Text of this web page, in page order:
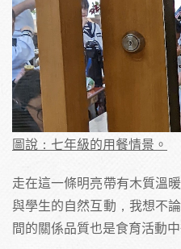
圖說：七年級的用餐情景。
走在這一條明亮帶有木質溫
與學生的自然互動，我想不
間的關係品質也是食育活動